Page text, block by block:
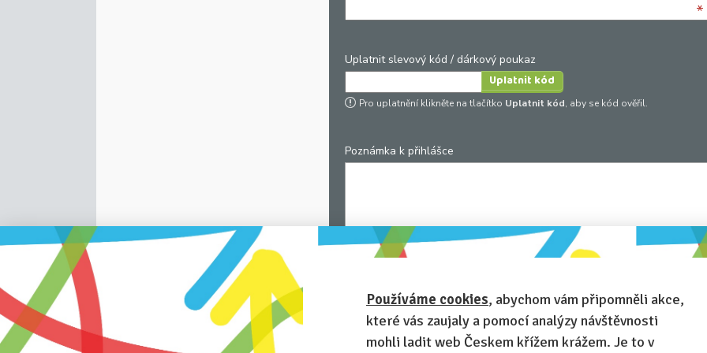
*
Uplatnit slevový kód / dárkový poukaz
Pro uplatnění klikněte na tlačítko Uplatnit kód, aby se kód ověřil.
Poznámka k přihlášce
Chcete-li se na cokoli zeptat, nebo ke své přihlášce poznamenat.
Anonymní přihláška
– i když váš profil není anonymní, zatrhněte
volbu a přihláška na tuto akci se na vašem profilu neobjeví.
Používáme cookies, abychom vám připomněli akce,
které vás zaujaly a pomocí analýzy návštěvnosti
mohli ladit web Českem křížem krážem. Je to v